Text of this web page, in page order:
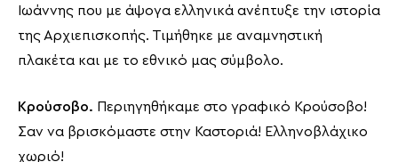
Ιωάννης που με άψογα ελληνικά ανέπτυξε την ιστορία
της Αρχιεπισκοπής. Τιμήθηκε με αναμνηστική
πλακέτα και με το εθνικό μας σύμβολο.
Κρούσοβο. Περιηγηθήκαμε στο γραφικό Κρούσοβο!
Σαν να βρισκόμαστε στην Καστοριά! Ελληνοβλάχικο
χωριό!